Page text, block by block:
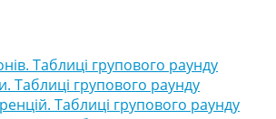
Таблиці групового раунду
Таблиці групового раунду
Таблиці групового раунду